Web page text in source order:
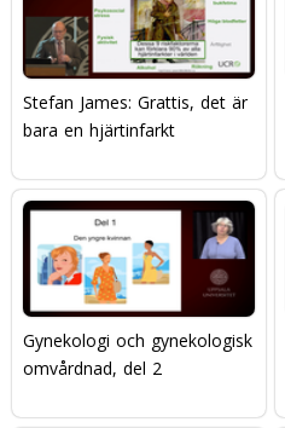
Stefan James: Grattis, det är
bara en hjärtinfarkt
Gynekologi och gynekologisk
omvårdnad, del 2